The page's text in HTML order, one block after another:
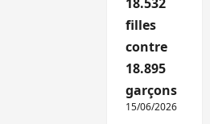
filles
contre
18.895
garçons
15/06/2026